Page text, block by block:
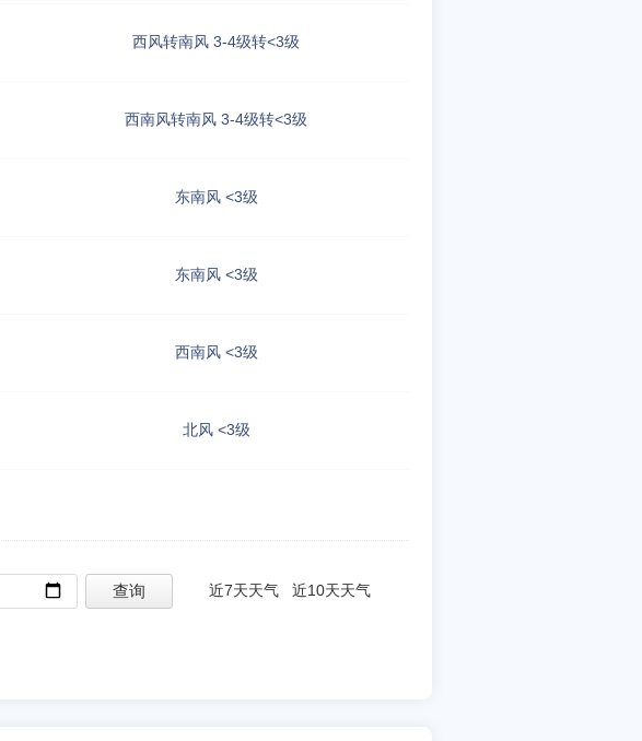
西风转南风 3-4级转<3级
西南风转南风 3-4级转<3级
东南风 <3级
东南风 <3级
西南风 <3级
北风 <3级
近7天天气 近10天天气